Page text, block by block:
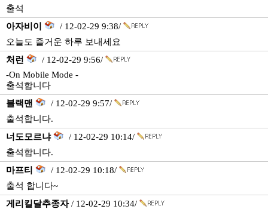
출석
아자비이
/ 12-02-29 9:38/
오늘도 즐거운 하루 보내세요
처런
/ 12-02-29 9:56/
-On Mobile Mode -
출석합니다
블랙맨
/ 12-02-29 9:57/
출석합니다.
너도모르냐
/ 12-02-29 10:14/
출석합니다.
마프티
/ 12-02-29 10:18/
출석 합니다~
게리킬달추종자/ 12-02-29 10:34/